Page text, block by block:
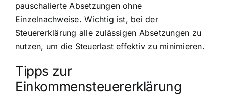
pauschalierte Absetzungen ohne
Einzelnachweise. Wichtig ist, bei der
Steuererklärung alle zulässigen Absetzungen zu
nutzen, um die Steuerlast effektiv zu minimieren.
Tipps zur
Einkommensteuererklärung